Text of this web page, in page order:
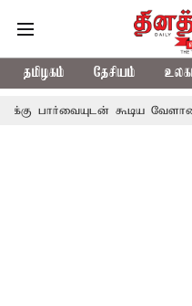
தமிழகம் தேசியம்
கூடிய வேளாண் பட்ஜெட்: